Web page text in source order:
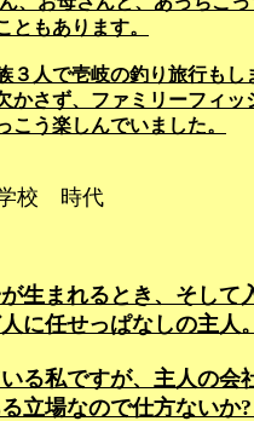
ともあります。
３人で壱岐の釣り旅行もし
かさず、ファミリーフィ
う楽しんでいました。
学校 時代
生まれるとき、そして
に任せっぱなしの主人
る私ですが、主人の
立場なので仕方ないか